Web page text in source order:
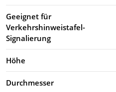
Geeignet für
Verkehrshinweistafel-
Signalierung
Höhe
Durchmesser